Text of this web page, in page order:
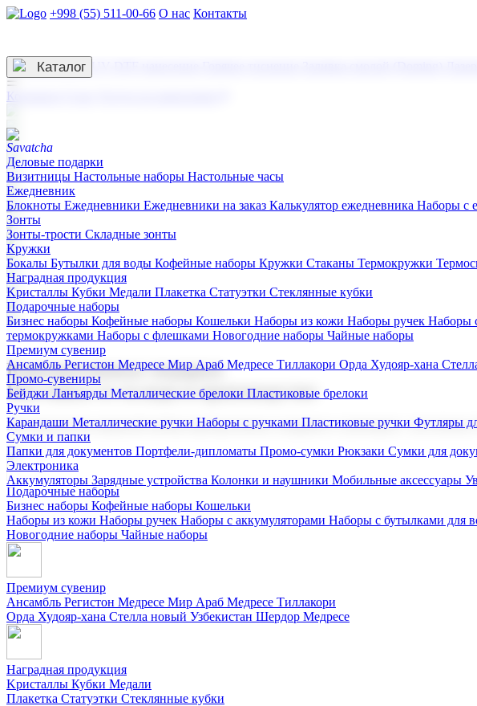
+998 (55) 511-00-66 О нас Контакты
3D гравировка
☰
Контакты
Каталог
Деловые подарки
Визитницы Настольные наборы Настольные часы
Ежедневник
Блокноты Ежедневники Ежедневники на заказ Калькулятор ежедневника Наборы с
Зонты
Зонты-трости Складные зонты
Кружки
Бокалы Бутылки для воды Кофейные наборы Кружки Стаканы Термокружки
Наградная продукция
Kристаллы Кубки Медали Плакетка Статуэтки Стеклянные кубки
Подарочные наборы
Бизнес наборы Кофейные наборы Кошельки Наборы из кожи Наборы ручек Наборы
термокружками Наборы с флешками Новогодние наборы Чайные наборы
Премиум сувенир
Ансамбль Регистон Медресе Мир Араб Медресе Тиллакори Орда Худояр-хана
Промо-сувениры
Бейджи Ланъярды Металлические брелоки Пластиковые брелоки
Ручки
Карандаши Металлические ручки Наборы с ручками Пластиковые ручки Футляры
Сумки и папки
Папки для документов Портфели-дипломаты Промо-сумки Рюкзаки Сумки для
Электроника
Аккумуляторы Зарядные устройства Колонки и наушники Мобильные аксессуары
Корпоративные подарки
Поставка со склада и производство
Мы предлагаем широкий выбор корпоративных подарков и сувениров с
Подарочные наборы
Бизнес наборы Кофейные наборы Кошельки
Наборы из кожи Наборы ручек Наборы с аккумуляторами Наборы с бутылками для
Новогодние наборы Чайные наборы
Премиум сувенир
Ансамбль Регистон Медресе Мир Араб Медресе Тиллакори
Орда Худояр-хана Стелла новый Узбекистан Шердор Медресе
Наградная продукция
Kристаллы Кубки Медали
Плакетка Статуэтки Стеклянные кубки